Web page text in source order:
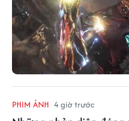
PHIM ẢNH 4 giờ trước